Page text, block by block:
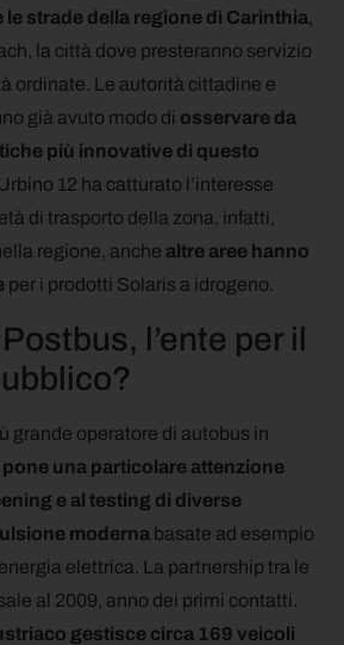
le strade della regione di Carinthia,
la città dove presteranno servizio
ordinate. Le autorità cittadine e
già avuto modo di osservare da
più innovative di questo
12 ha catturato l’interesse
di trasporto della zona, infatti,
regione, anche altre aree hanno
per i prodotti Solaris a idrogeno.
l’ente per il
grande operatore di autobus in
pone una particolare attenzione
e al testing di diverse
moderna basate ad esempio
elettrica. La partnership tra le
al 2009, anno dei primi contatti.
gestisce circa 169 veicoli